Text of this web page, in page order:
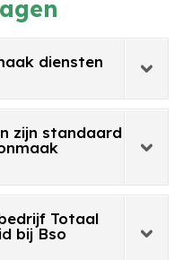
diensten
zijn standaard
Totaal
bij Bso